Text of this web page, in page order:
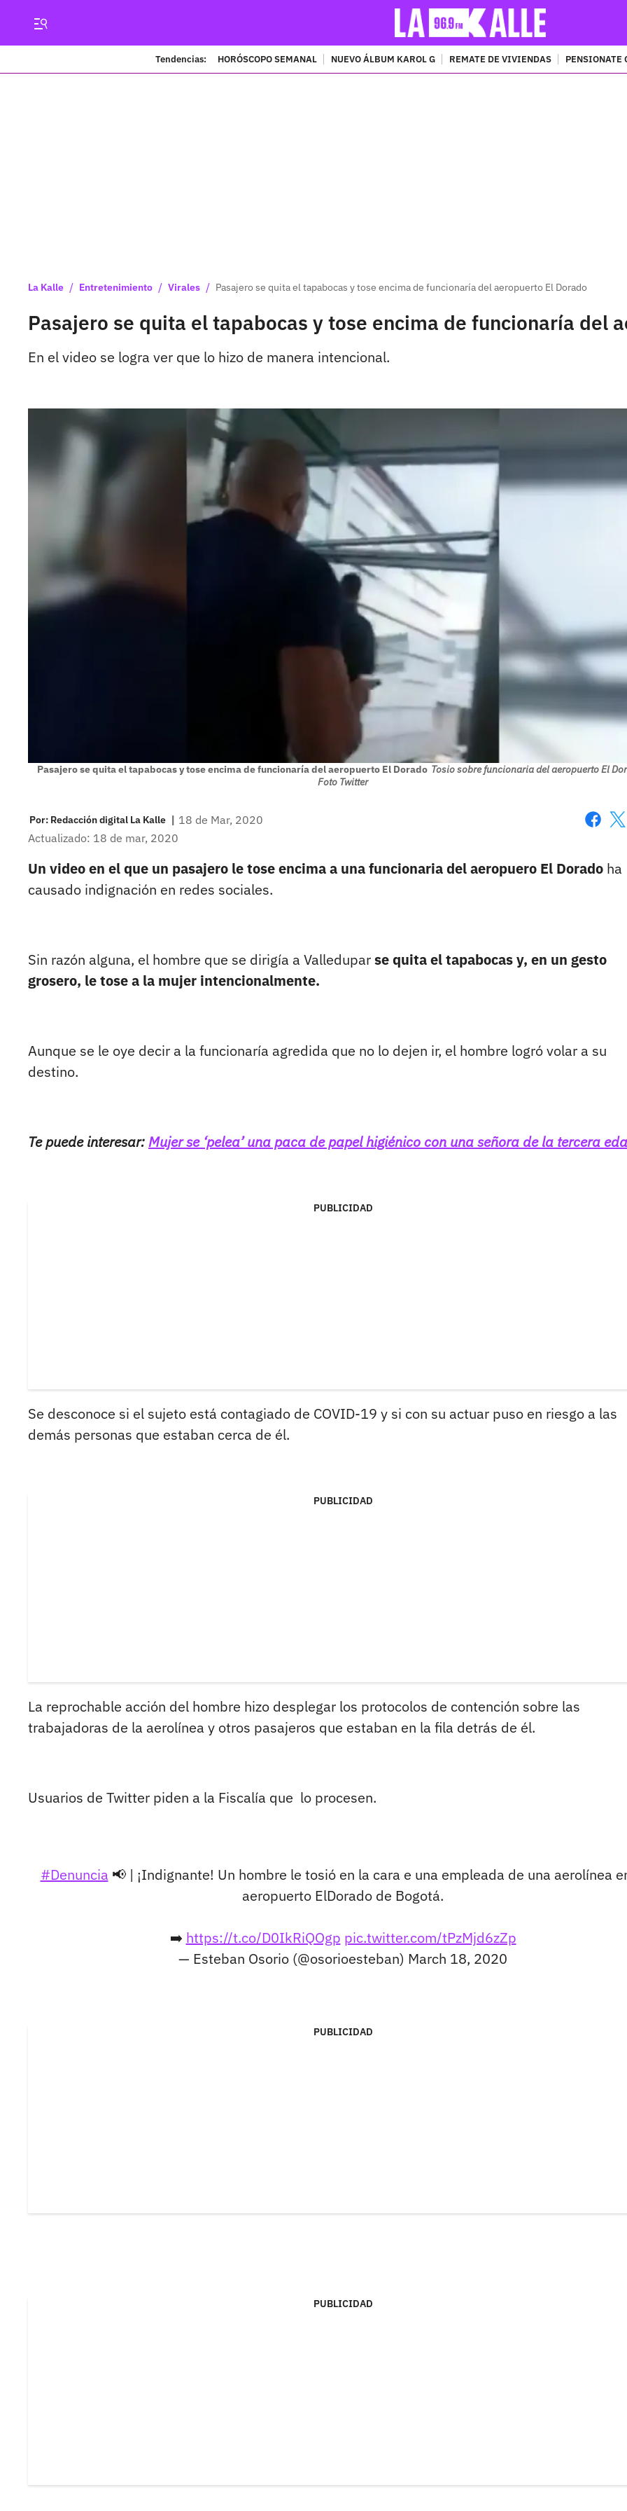
Tendencias: HORÓSCOPO SEMANAL NUEVO ÁLBUM KAROL G REMATE DE VIVIENDAS PENSIONATE
La Kalle / Entretenimiento / Virales / Pasajero se quita el tapabocas y tose encima de funcionaría del aeropuerto El Dorado
Pasajero se quita el tapabocas y tose encima de funcionaría del
En el video se logra ver que lo hizo de manera intencional.
Pasajero se quita el tapabocas y tose encima de funcionaría del aeropuerto El Dorado Tosio sobre funcionaria del aeropuerto El
Foto Twitter
Por: Redacción digital La Kalle | 18 de Mar, 2020
Actualizado: 18 de mar, 2020
Un video en el que un pasajero le tose encima a una funcionaria del aeropuero El Dorado ha
causado indignación en redes sociales.
Sin razón alguna, el hombre que se dirigía a Valleduparse quita el tapabocas y, en un gesto
grosero, le tose a la mujer intencionalmente.
Aunque se le oye decir a la funcionaría agredida que no lo dejen ir, el hombre logró volar a su
destino.
Te puede interesar:Mujer se ‘pelea’ una paca de papel higiénico con una señora de la tercera
PUBLICIDAD
Se desconoce si el sujeto está contagiado de COVID-19 y si con su actuar puso en riesgo a las
demás personas que estaban cerca de él.
PUBLICIDAD
La reprochable acción del hombre hizo desplegar los protocolos de contención sobre las
trabajadoras de la aerolínea y otros pasajeros que estaban en la fila detrás de él.
Usuarios de Twitter piden a la Fiscalía que lo procesen.
#Denuncia 📢 | ¡Indignante! Un hombre le tosió en la cara e una empleada de una aerolínea
aeropuerto ElDorado de Bogotá.
➡️ https://t.co/D0IkRiQOgp pic.twitter.com/tPzMjd6zZp
— Esteban Osorio (@osorioesteban) March 18, 2020
PUBLICIDAD
PUBLICIDAD